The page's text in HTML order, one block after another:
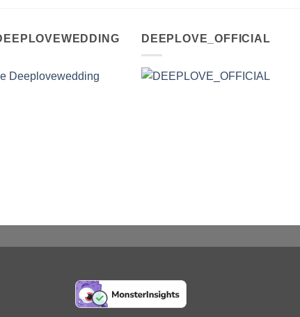
DEEPLOVE_OFFICIAL